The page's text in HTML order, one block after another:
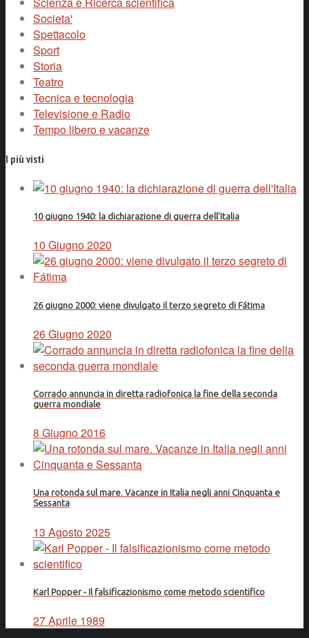
Societa'
Spettacolo
Sport
Storia
Teatro
Tecnica e tecnologia
Televisione e Radio
Tempo libero e vacanze
I più visti
10 giugno 1940: la dichiarazione di guerra dell'Italia
10 Giugno 2020
26 giugno 2000: viene divulgato il terzo segreto di Fátima
26 Giugno 2020
Corrado annuncia in diretta radiofonica la fine della seconda
guerra mondiale
8 Giugno 2016
Una rotonda sul mare. Vacanze in Italia negli anni Cinquanta e
Sessanta
13 Agosto 2025
Karl Popper - Il falsificazionismo come metodo scientifico
27 Aprile 1989